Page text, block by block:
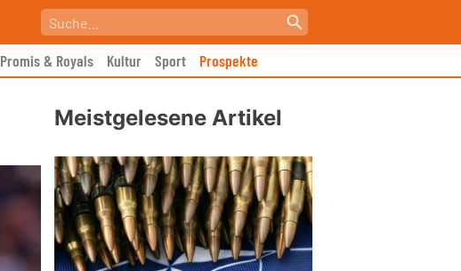
Promis & Royals Kultur Sport Prospekte
Meistgelesene Artikel